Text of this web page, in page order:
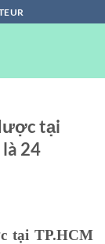
tại
24
tại TP.HCM